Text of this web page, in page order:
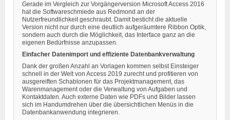
Gerade im Vergleich zur Vorgängerversion Microsoft Access 2016
hat die Softwareschmiede aus Redmond an der
Nutzerfreundlichkeit geschraubt. Damit besticht die aktuelle
Version nicht nur durch eine deutlich aufgeräumtere Ribbon Optik,
sondern auch durch die Möglichkeit, das Interface ganz an die
eigenen Bedürfnisse anzupassen.
Einfacher Datenimport und effiziente Datenbankverwaltung
Dank der großen Anzahl an Vorlagen kommen selbst Einsteiger
schnell in der Welt von Access 2019 zurecht und profitieren von
ausgereiften Schablonen für das Projektmanagement, das
Warenmanagement oder die Verwaltung von Aufgaben und
Kontaktdaten. Auch externe Daten wie PDFs und Bilder lassen
sich im Handumdrehen über die übersichtlichen Menüs in die
Datenbankanwendung integrieren.